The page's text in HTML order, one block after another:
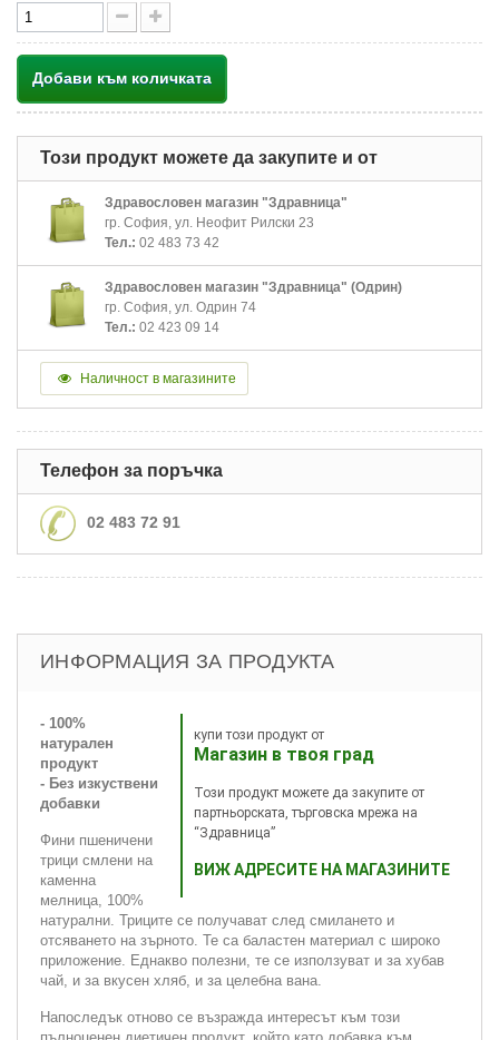
Добави към количката
Този продукт можете да закупите и от
Здравословен магазин "Здравница"
гр. София, ул. Неофит Рилски 23
Тел.: 02 483 73 42
Здравословен магазин "Здравница" (Одрин)
гр. София, ул. Одрин 74
Тел.: 02 423 09 14
Наличност в магазините
Телефон за поръчка
02 483 72 91
ИНФОРМАЦИЯ ЗА ПРОДУКТА
купи този продукт от
Магазин в твоя град
Този продукт можете да закупите от
партньорската, търговска мрежа на
“Здравница”
ВИЖ АДРЕСИТЕ НА МАГАЗИНИТЕ
- 100%
натурален
продукт
- Без изкуствени
добавки
Фини пшеничени
трици смлени на
каменна
мелница, 100%
натурални. Триците се получават след смилането и
отсяването на зърното. Те са баластен материал с широко
приложение. Еднакво полезни, те се използуват и за хубав
чай, и за вкусен хляб, и за целебна вана.
Напоследък отново се възражда интересът към този